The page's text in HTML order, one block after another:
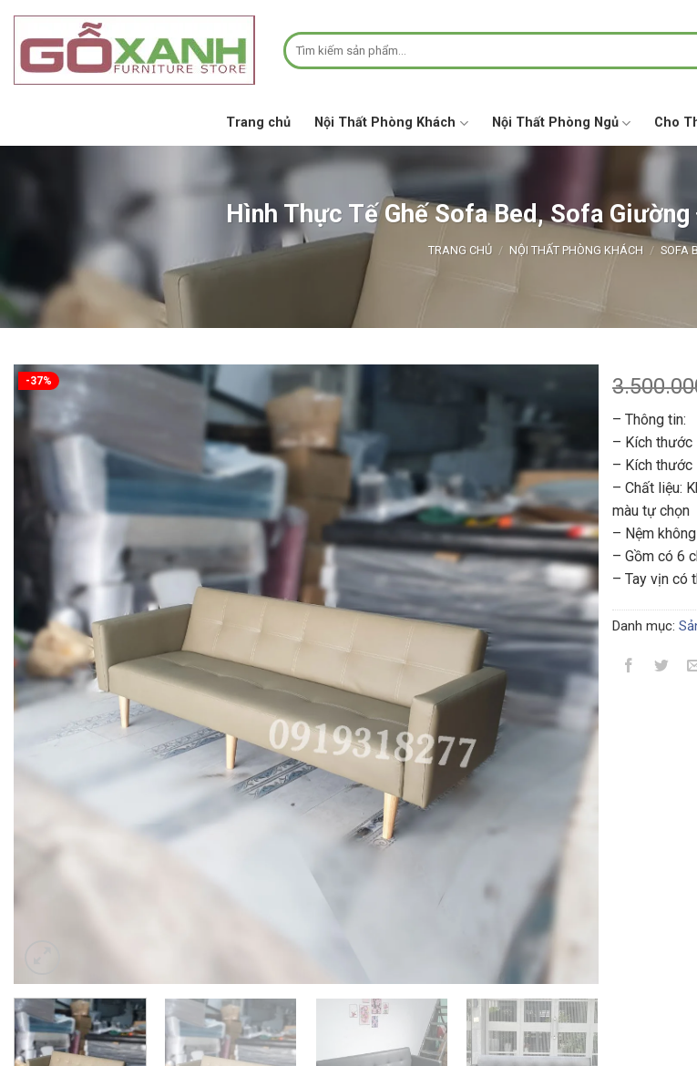
dung
Tìm
kiếm:
Trang chủ Nội Thất Phòng Khách Nội Thất Phòng Ngủ Cho
Hình Thực Tế Ghế Sofa Bed, Sofa
TRANG CHỦ / NỘI THẤT PHÒNG KHÁCH / SOFA
-37%
– Thông tin:
– Kích thước
– Kích thước
– Chất liệu:
màu tự chọn
– Nệm
– Gồm có 6
– Tay vịn có
Danh mục: